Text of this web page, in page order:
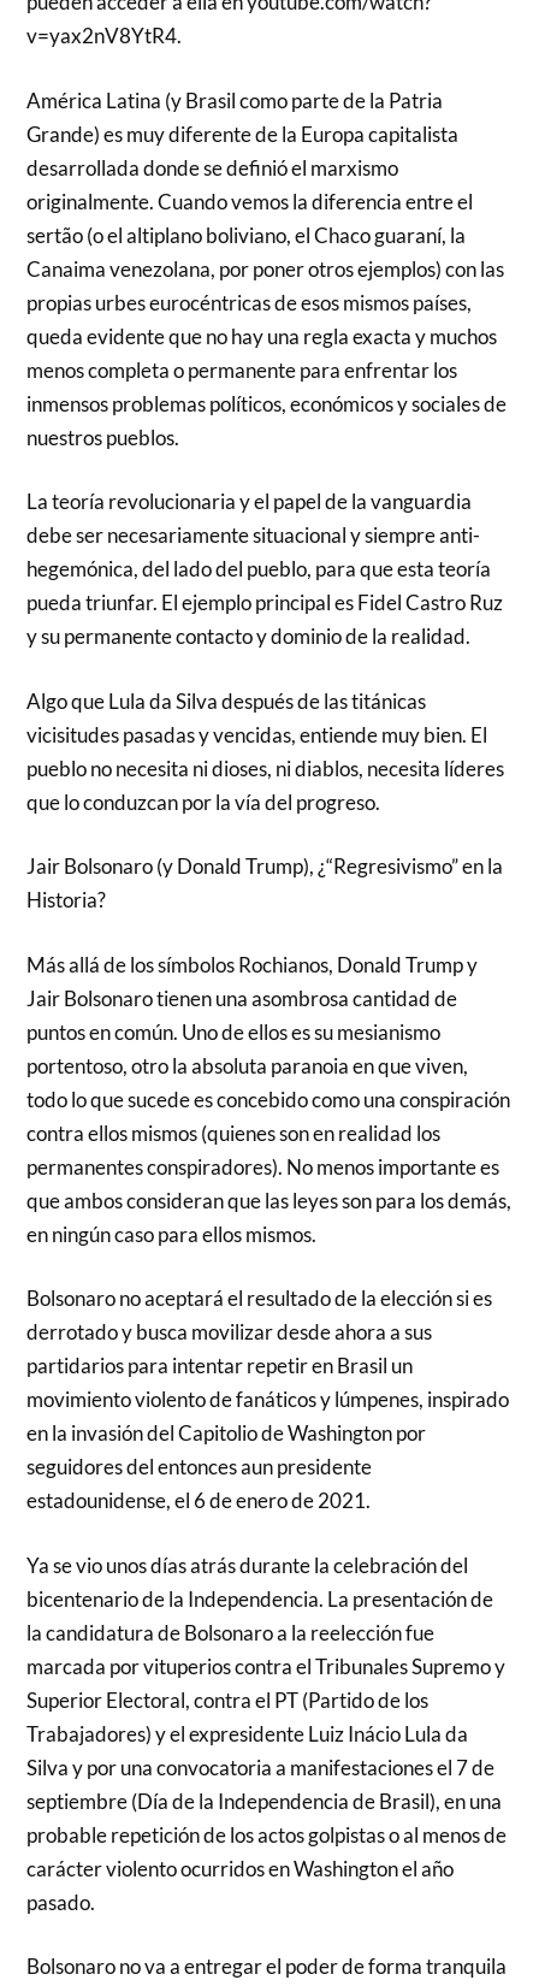
v=yax2nV8YtR4.
América Latina (y Brasil como parte de la Patria
Grande) es muy diferente de la Europa capitalista
desarrollada donde se definió el marxismo
originalmente. Cuando vemos la diferencia entre el
sertão (o el altiplano boliviano, el Chaco guaraní, la
Canaima venezolana, por poner otros ejemplos) con las
propias urbes eurocéntricas de esos mismos países,
queda evidente que no hay una regla exacta y muchos
menos completa o permanente para enfrentar los
inmensos problemas políticos, económicos y sociales de
nuestros pueblos.
La teoría revolucionaria y el papel de la vanguardia
debe ser necesariamente situacional y siempre anti-
hegemónica, del lado del pueblo, para que esta teoría
pueda triunfar. El ejemplo principal es Fidel Castro Ruz
y su permanente contacto y dominio de la realidad.
Algo que Lula da Silva después de las titánicas
vicisitudes pasadas y vencidas, entiende muy bien. El
pueblo no necesita ni dioses, ni diablos, necesita líderes
que lo conduzcan por la vía del progreso.
Jair Bolsonaro (y Donald Trump), ¿“Regresivismo” en la
Historia?
Más allá de los símbolos Rochianos, Donald Trump y
Jair Bolsonaro tienen una asombrosa cantidad de
puntos en común. Uno de ellos es su mesianismo
portentoso, otro la absoluta paranoia en que viven,
todo lo que sucede es concebido como una conspiración
contra ellos mismos (quienes son en realidad los
permanentes conspiradores). No menos importante es
que ambos consideran que las leyes son para los demás,
en ningún caso para ellos mismos.
Bolsonaro no aceptará el resultado de la elección si es
derrotado y busca movilizar desde ahora a sus
partidarios para intentar repetir en Brasil un
movimiento violento de fanáticos y lúmpenes, inspirado
en la invasión del Capitolio de Washington por
seguidores del entonces aun presidente
estadounidense, el 6 de enero de 2021.
Ya se vio unos días atrás durante la celebración del
bicentenario de la Independencia. La presentación de
la candidatura de Bolsonaro a la reelección fue
marcada por vituperios contra el Tribunales Supremo y
Superior Electoral, contra el PT (Partido de los
Trabajadores) y el expresidente Luiz Inácio Lula da
Silva y por una convocatoria a manifestaciones el 7 de
septiembre (Día de la Independencia de Brasil), en una
probable repetición de los actos golpistas o al menos de
carácter violento ocurridos en Washington el año
pasado.
Bolsonaro no va a entregar el poder de forma tranquila